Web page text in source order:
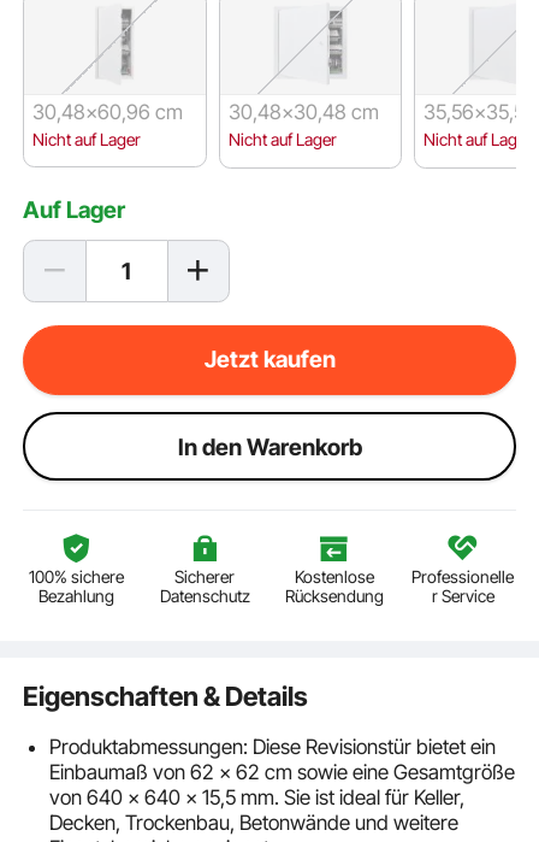
30,48x60,96 cm
Nicht auf Lager
30,48x30,48 cm
Nicht auf Lager Nicht auf Lager
Auf Lager
Jetzt kaufen
ln den Warenkorb
100% sichere
Bezahlung
Sicherer
Datenschutz
Kostenlose
Rücksendung
Professionelle
r Service
Eigenschaften & Details
Produktabmessungen: Diese Revisionstür bietet ein
Einbaumaß von 62 x 62 cm sowie eine Gesamtgröße
von 640 x 640 x 15,5 mm. Sie ist ideal für Keller,
Decken, Trockenbau, Betonwände und weitere